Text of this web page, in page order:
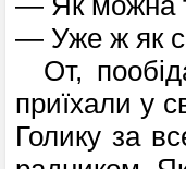
— Уже ж як
От,
приїхали у
Голику за